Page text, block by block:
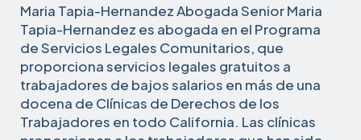
Maria Tapia-Hernandez Abogada Senior Maria
Tapia-Hernandez es abogada en el Programa
de Servicios Legales Comunitarios, que
proporciona servicios legales gratuitos a
trabajadores de bajos salarios en más de una
docena de Clínicas de Derechos de los
Trabajadores en todo California. Las clínicas